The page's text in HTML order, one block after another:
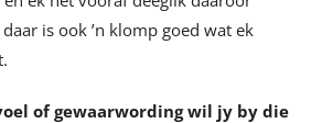
is ook ’n klomp goed wat ek
of gewaarwording wil jy by die